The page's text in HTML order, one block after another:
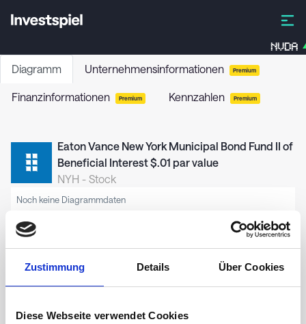
Zustimmung Details Über Cookies
Diese Webseite verwendet Cookies
NVDA
Diagramm Unternehmensinformationen Premium
Finanzinformationen Premium Kennzahlen Premium
Eaton Vance New York Municipal Bond Fund II of
Beneficial Interest $.01 par value
NYH - Stock
Noch keine Diagrammdaten